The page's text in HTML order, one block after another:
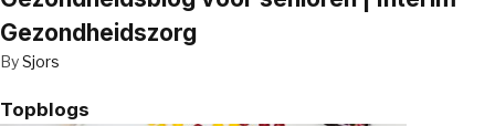
Gezondheidszorg
BySjors
Topblogs